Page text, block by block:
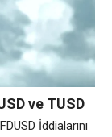
itibariyle
ve TUSD
İddialarını